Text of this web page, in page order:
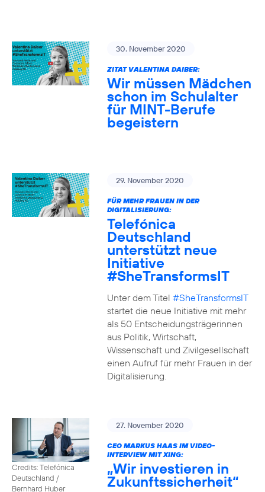
30. November 2020
ZITAT VALENTINA DAIBER:
Wir müssen Mädchen
schon im Schulalter
für MINT-Berufe
begeistern
29. November 2020
FÜR MEHR FRAUEN IN DER
DIGITALISIERUNG:
Telefónica
Deutschland
unterstützt neue
Initiative
#SheTransformsIT
Unter dem Titel #SheTransformsIT
startet die neue Initiative mit mehr
als 50 Entscheidungsträgerinnen
aus Politik, Wirtschaft,
Wissenschaft und Zivilgesellschaft
einen Aufruf für mehr Frauen in der
Digitalisierung.
Credits: Telefónica
Deutschland /
Bernhard Huber
27. November 2020
CEO MARKUS HAAS IM VIDEO-
INTERVIEW MIT XING:
„Wir investieren in
Zukunftssicherheit“